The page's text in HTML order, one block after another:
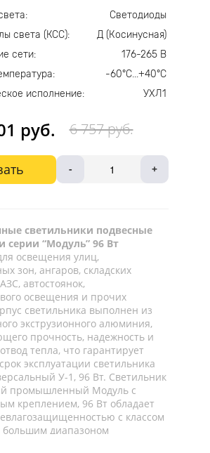
руб. 6 757 руб.
- +
Светодиоды
света (КСС):
Д (Косинусная)
сети:
176-265 В
-60°С...+40°С
исполнение:
УХЛ1
светильники подвесные
серии “Модуль” 96 Вт
освещения улиц,
зон, ангаров, складских
автостоянок,
освещения и прочих
светильника выполнен из
экструзионного алюминия,
прочность, надежность и
тепла, что гарантирует
эксплуатации светильника
У-1, 96 Вт. Светильник
промышленный Модуль с
креплением, 96 Вт обладает
с классом
большим диапазоном